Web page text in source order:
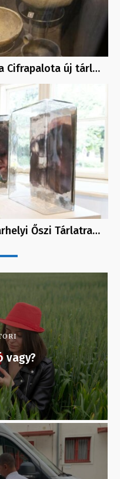
Cifrapalota új tárl…
Őszi Tárlatra…
vagy?